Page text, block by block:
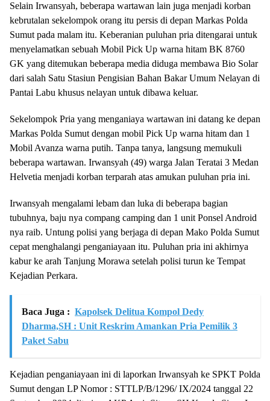
Selain Irwansyah, beberapa wartawan lain juga menjadi korban
kebrutalan sekelompok orang itu persis di depan Markas Polda
Sumut pada malam itu. Keberanian puluhan pria ditengarai untuk
menyelamatkan sebuah Mobil Pick Up warna hitam BK 8760
GK yang ditemukan beberapa media diduga membawa Bio Solar
dari salah Satu Stasiun Pengisian Bahan Bakar Umum Nelayan di
Pantai Labu khusus nelayan untuk dibawa keluar.
Sekelompok Pria yang menganiaya wartawan ini datang ke depan
Markas Polda Sumut dengan mobil Pick Up warna hitam dan 1
Mobil Avanza warna putih. Tanpa tanya, langsung memukuli
beberapa wartawan. Irwansyah (49) warga Jalan Teratai 3 Medan
Helvetia menjadi korban terparah atas amukan puluhan pria ini.
Irwansyah mengalami lebam dan luka di beberapa bagian
tubuhnya, baju nya compang camping dan 1 unit Ponsel Android
nya raib. Untung polisi yang berjaga di depan Mako Polda Sumut
cepat menghalangi penganiayaan itu. Puluhan pria ini akhirnya
kabur ke arah Tanjung Morawa setelah polisi turun ke Tempat
Kejadian Perkara.
Baca Juga : Kapolsek Delitua Kompol Dedy
Dharma,SH : Unit Reskrim Amankan Pria Pemilik 3
Paket Sabu
Kejadian penganiayaan ini di laporkan Irwansyah ke SPKT Polda
Sumut dengan LP Nomor : STTLP/B/1296/ IX/2024 tanggal 22